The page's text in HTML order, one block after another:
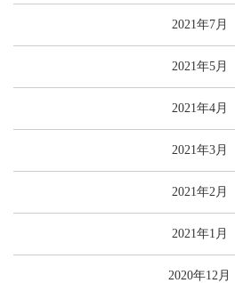
2021年7月
2021年5月
2021年4月
2021年3月
2021年2月
2021年1月
2020年12月